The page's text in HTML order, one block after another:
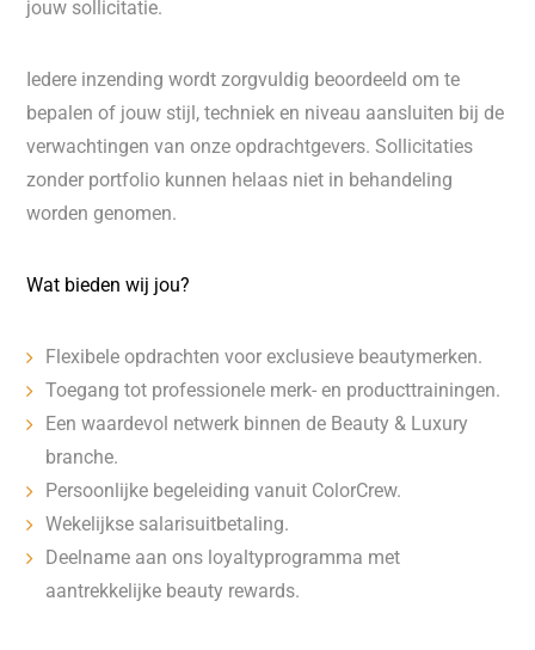
jouw sollicitatie.
Iedere inzending wordt zorgvuldig beoordeeld om te
bepalen of jouw stijl, techniek en niveau aansluiten bij de
verwachtingen van onze opdrachtgevers. Sollicitaties
zonder portfolio kunnen helaas niet in behandeling
worden genomen.
Wat bieden wij jou?
Flexibele opdrachten voor exclusieve beautymerken.
Toegang tot professionele merk- en producttrainingen.
Een waardevol netwerk binnen de Beauty & Luxury
branche.
Persoonlijke begeleiding vanuit ColorCrew.
Wekelijkse salarisuitbetaling.
Deelname aan ons loyaltyprogramma met
aantrekkelijke beauty rewards.